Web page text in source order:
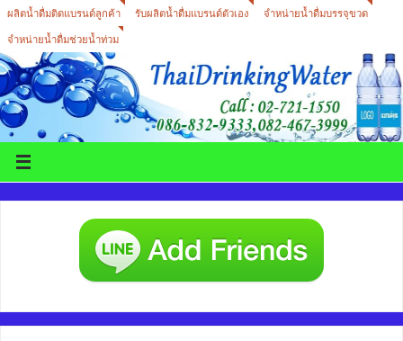
ผลิตน้ำดื่มติดแบรนด์ลูกค้า รับผลิตน้ำดื่มแบรนด์ตัวเอง
จำหน่ายน้ำดื่มบรรจุขวด
จำหน่ายน้ำดื่มช่วยน้ำท่วม